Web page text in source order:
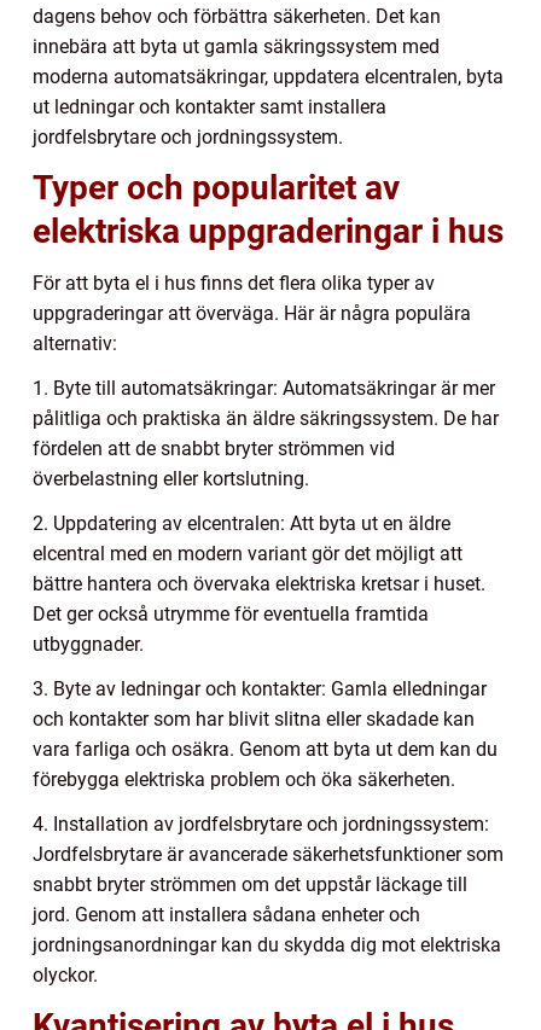
dagens behov och förbättra säkerheten. Det kan
innebära att byta ut gamla säkringssystem med
moderna automatsäkringar, uppdatera elcentralen, byta
ut ledningar och kontakter samt installera
jordfelsbrytare och jordningssystem.
Typer och popularitet av
elektriska uppgraderingar i hus
För att byta el i hus finns det flera olika typer av
uppgraderingar att överväga. Här är några populära
alternativ:
1. Byte till automatsäkringar: Automatsäkringar är mer
pålitliga och praktiska än äldre säkringssystem. De har
fördelen att de snabbt bryter strömmen vid
överbelastning eller kortslutning.
2. Uppdatering av elcentralen: Att byta ut en äldre
elcentral med en modern variant gör det möjligt att
bättre hantera och övervaka elektriska kretsar i huset.
Det ger också utrymme för eventuella framtida
utbyggnader.
3. Byte av ledningar och kontakter: Gamla elledningar
och kontakter som har blivit slitna eller skadade kan
vara farliga och osäkra. Genom att byta ut dem kan du
förebygga elektriska problem och öka säkerheten.
4. Installation av jordfelsbrytare och jordningssystem:
Jordfelsbrytare är avancerade säkerhetsfunktioner som
snabbt bryter strömmen om det uppstår läckage till
jord. Genom att installera sådana enheter och
jordningsanordningar kan du skydda dig mot elektriska
olyckor.